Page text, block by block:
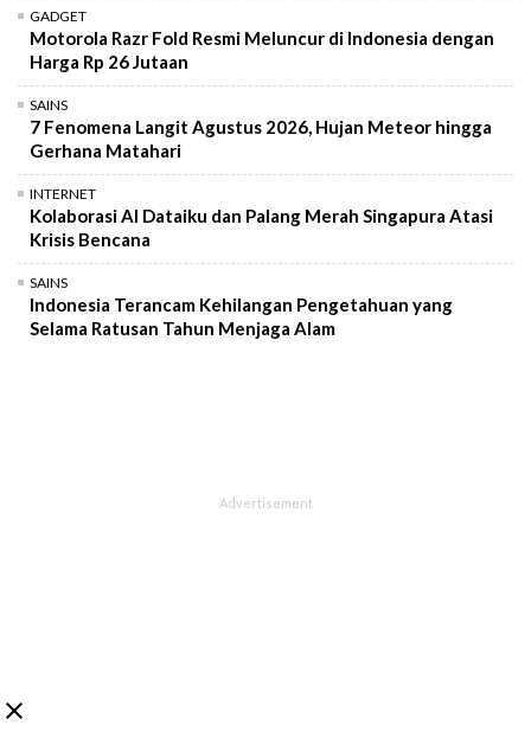
GADGET
Motorola Razr Fold Resmi Meluncur di Indonesia dengan
Harga Rp 26 Jutaan
SAINS
7 Fenomena Langit Agustus 2026, Hujan Meteor hingga
Gerhana Matahari
INTERNET
Kolaborasi AI Dataiku dan Palang Merah Singapura Atasi
Krisis Bencana
SAINS
Indonesia Terancam Kehilangan Pengetahuan yang
Selama Ratusan Tahun Menjaga Alam
